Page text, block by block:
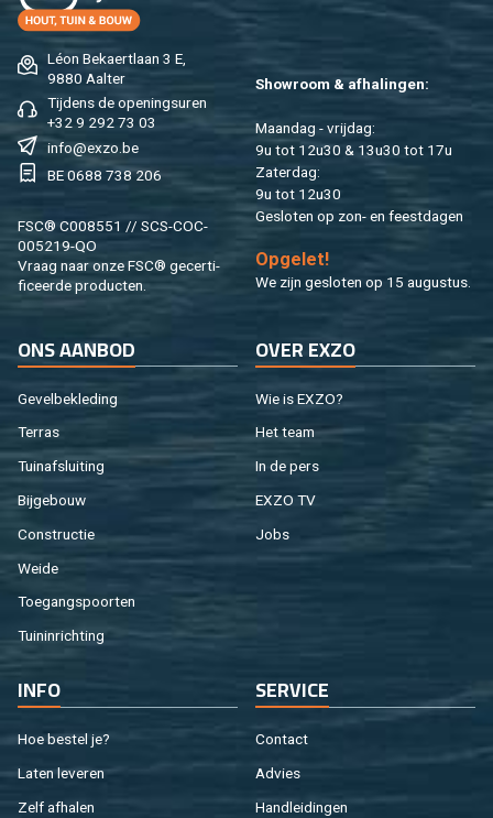
Léon Be­kaert­laan 3 E,
9880 Aal­ter
Tij­dens de ope­nings­uren
+32 9 292 73 03
info@​exzo.​be
BE 0688 738 206
FSC® C008551 // SCS-COC-
005219-QO
Vraag naar onze FSC® ge­cer­ti­
fi­ceer­de pro­duc­ten.
Show­room & af­ha­lin­gen:
Maan­dag - vrij­dag:
9u tot 12u30 & 13u30 tot 17u
Za­ter­dag:
9u tot 12u30
Ge­slo­ten op zon- en feest­da­gen
Op­ge­let!
We zijn ge­slo­ten op 15 au­gus­tus.
ONS AAN­BOD
Ge­vel­be­kle­ding
Ter­ras
Tuin­af­slui­ting
Bij­ge­bouw
Con­struc­tie
Weide
Toe­gangs­poor­ten
Tuin­in­rich­ting
OVER EXZO
Wie is EXZO?
Het team
In de pers
EXZO TV
Jobs
INFO
Hoe be­stel je?
Laten le­ve­ren
Zelf af­ha­len
SER­VI­CE
Con­tact
Ad­vies
Hand­lei­din­gen